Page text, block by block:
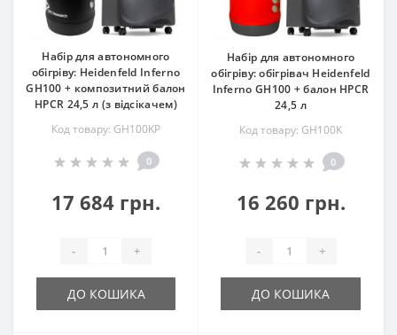
Набір для автономного
обігріву: Heidenfeld Inferno
GH100 + композитний балон
HPCR 24,5 л (з відсікачем)
Код товару: GH100KP
0
17 684 грн.
- +
ДО КОШИКА
Набір для автономного
обігріву: обігрівач Heidenfeld
Inferno GH100 + балон HPCR
24,5 л
Код товару: GH100K
0
16 260 грн.
- +
ДО КОШИКА